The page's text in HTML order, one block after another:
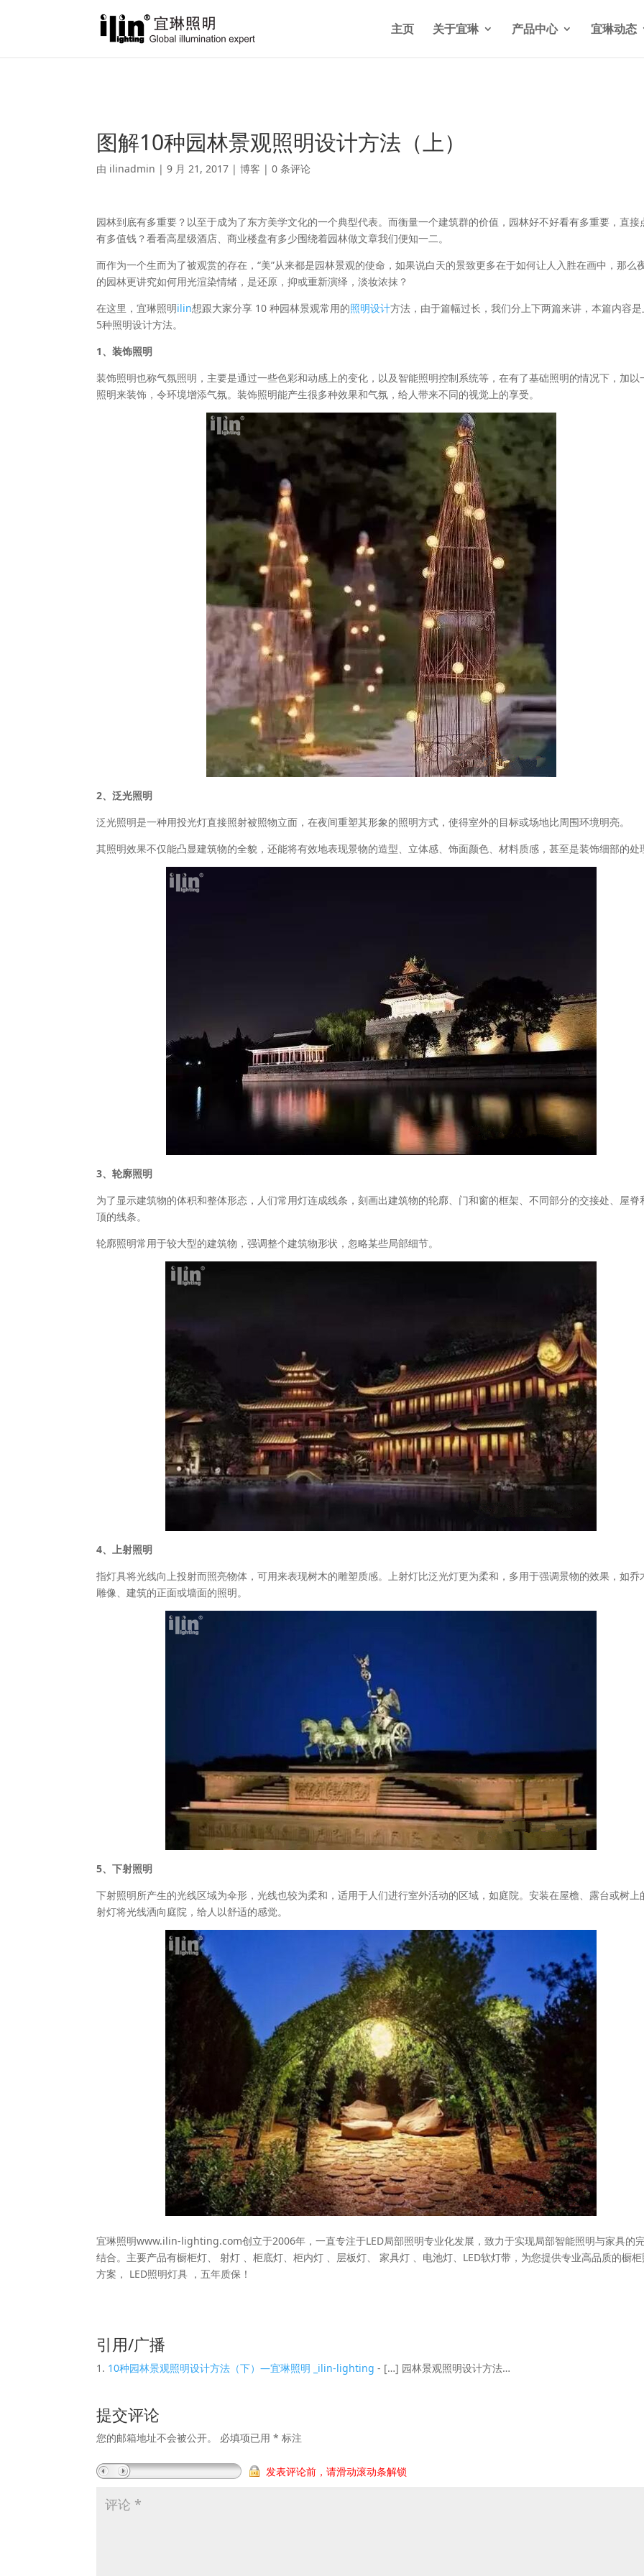
: A non-numeric value encountered in /var/www/html/ilin/wp-content/themes/Divi/functions.phpon line5841
主页 关于宜琳 产品中心 宜琳动态
图解10种园林景观照明设计方法（上）
由 ilinadmin |9 月 21, 2017 |博客 |0 条评论
园林到底有多重要？以至于成为了东方美学文化的一个典型代表。而衡量一个建筑群的价值，园林好不好看有多重要，直接
有多值钱？看看高星级酒店、商业楼盘有多少围绕着园林做文章我们便知一二。
而作为一个生而为了被观赏的存在，“美”从来都是园林景观的使命，如果说白天的景致更多在于如何让人入胜在画中，那么
的园林更讲究如何用光渲染情绪，是还原，抑或重新演绎，淡妆浓抹？
在这里，宜琳照明ilin想跟大家分享 10 种园林景观常用的照明设计方法，由于篇幅过长，我们分上下两篇来讲，本篇内容
5种照明设计方法。
1、装饰照明
装饰照明也称气氛照明，主要是通过一些色彩和动感上的变化，以及智能照明控制系统等，在有了基础照明的情况下，加以
照明来装饰，令环境增添气氛。装饰照明能产生很多种效果和气氛，给人带来不同的视觉上的享受。
2、泛光照明
泛光照明是一种用投光灯直接照射被照物立面，在夜间重塑其形象的照明方式，使得室外的目标或场地比周围环境明亮。
其照明效果不仅能凸显建筑物的全貌，还能将有效地表现景物的造型、立体感、饰面颜色、材料质感，甚至是装饰细部的处
3、轮廓照明
为了显示建筑物的体积和整体形态，人们常用灯连成线条，刻画出建筑物的轮廓、门和窗的框架、不同部分的交接处、屋脊
顶的线条。
轮廓照明常用于较大型的建筑物，强调整个建筑物形状，忽略某些局部细节。
4、上射照明
指灯具将光线向上投射而照亮物体，可用来表现树木的雕塑质感。上射灯比泛光灯更为柔和，多用于强调景物的效果，如乔
雕像、建筑的正面或墙面的照明。
5、下射照明
下射照明所产生的光线区域为伞形，光线也较为柔和，适用于人们进行室外活动的区域，如庭院。安装在屋檐、露台或树上
射灯将光线洒向庭院，给人以舒适的感觉。
宜琳照明www.ilin-lighting.com创立于2006年，一直专注于LED局部照明专业化发展，致力于实现局部智能照明与家具的
结合。主要产品有橱柜灯、 射灯 、柜底灯、柜内灯 、层板灯、 家具灯 、电池灯、LED软灯带，为您提供专业高品质的橱
方案， LED照明灯具 ，五年质保！
引用/广播
10种园林景观照明设计方法（下）—宜琳照明 _ilin-lighting - […] 园林景观照明设计方法…
提交评论
您的邮箱地址不会被公开。 必填项已用* 标注
发表评论前，请滑动滚动条解锁